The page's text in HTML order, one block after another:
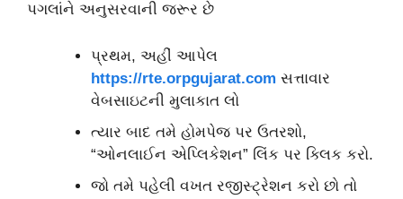
પગલાંને અનુસરવાની જરૂર છે
પ્રથમ, અહીં આપેલ
https://rte.orpgujarat.com સત્તાવાર
વેબસાઇટની મુલાકાત લો
ત્યાર બાદ તમે હોમપેજ પર ઉતરશો,
“ઓનલાઈન એપ્લિકેશન” લિંક પર ક્લિક કરો.
જો તમે પહેલી વખત રજીસ્ટ્રેશન કરો છો તો